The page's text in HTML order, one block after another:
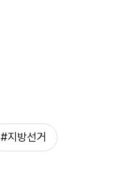
#지방선거